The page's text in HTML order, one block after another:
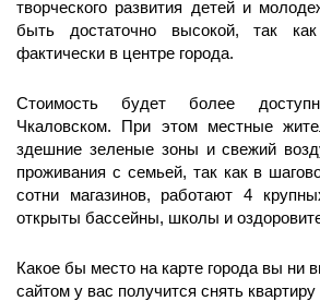
творческого развития детей и
быть достаточно высокой, так
фактически в центре города.
Стоимость будет более
Чкаловском. При этом местные
здешние зеленые зоны и свежий
проживания с семьей, так как в
сотни магазинов, работают 4
открыты бассейны, школы и
Какое бы место на карте города вы ни
сайтом у вас получится снять